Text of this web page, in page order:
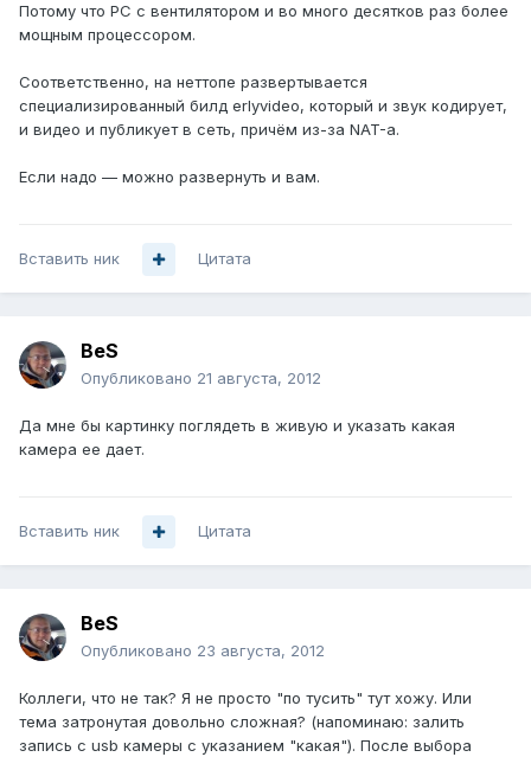
Потому что PC с вентилятором и во много десятков раз более
мощным процессором.
Соответственно, на неттопе развертывается
специализированный билд erlyvideo, который и звук кодирует,
и видео и публикует в сеть, причём из-за NAT-а.
Если надо — можно развернуть и вам.
Вставить ник Цитата
BeS
Опубликовано 21 августа, 2012
Да мне бы картинку поглядеть в живую и указать какая
камера ее дает.
Вставить ник Цитата
BeS
Опубликовано 23 августа, 2012
Коллеги, что не так? Я не просто "по тусить" тут хожу. Или
тема затронутая довольно сложная? (напоминаю: залить
запись с usb камеры с указанием "какая"). После выбора